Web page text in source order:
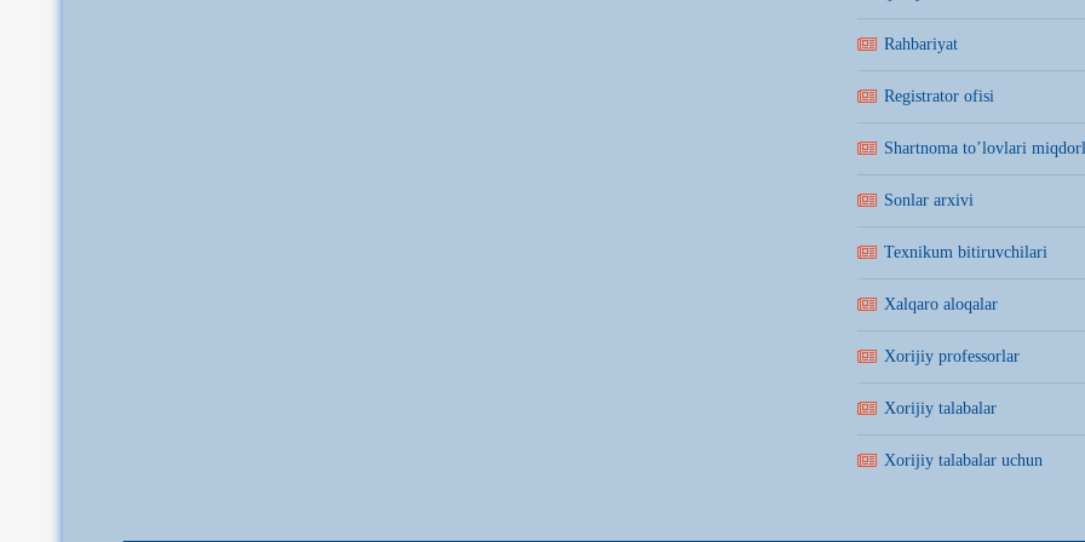
Rahbariyat
Registrator ofisi
Shartnoma to’lovlari
Sonlar arxivi
Texnikum bitiruvchilari
Xalqaro aloqalar
Xorijiy professorlar
Xorijiy talabalar
Xorijiy talabalar uchun